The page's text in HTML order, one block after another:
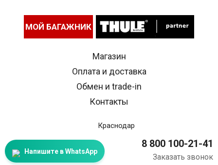
МОЙ БАГАЖНИК
Магазин
Оплата и доставка
Обмен и trade-in
Контакты
Краснодар
Напишите в WhatsApp
8 800 100-21-41
Заказать звонок